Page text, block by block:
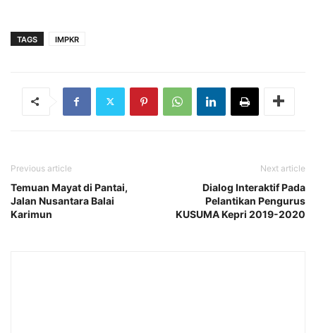
TAGS IMPKR
Previous article
Temuan Mayat di Pantai,
Jalan Nusantara Balai
Karimun
Next article
Dialog Interaktif Pada
Pelantikan Pengurus
KUSUMA Kepri 2019-2020